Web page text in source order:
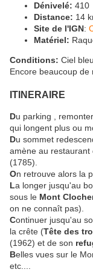
Dénivelé: 410
Distance: 14
Site de l'IGN:
Matériel:
Conditions: Ciel
Encore beaucoup
ITINERAIRE
Du parking ,
qui longent plus ou
Du sommet
amène au restaurant
(1785).
On retrouve alors la
La longer jusqu'au
sous le Mont
on ne connaît pas).
Continuer jusqu'au
la crête (Tête des
(1962) et de son
Belles vues sur le
etc....